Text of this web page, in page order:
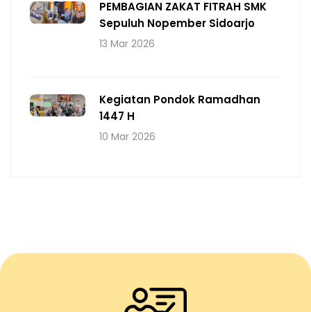
PEMBAGIAN ZAKAT FITRAH SMK
Sepuluh Nopember Sidoarjo
13 Mar 2026
Kegiatan Pondok Ramadhan
1447 H
10 Mar 2026